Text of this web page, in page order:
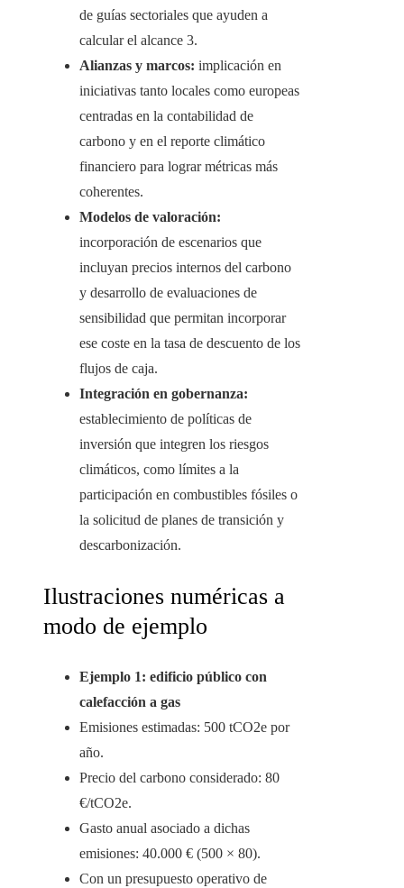
de guías sectoriales que ayuden a
calcular el alcance 3.
Alianzas y marcos: implicación en
iniciativas tanto locales como europeas
centradas en la contabilidad de
carbono y en el reporte climático
financiero para lograr métricas más
coherentes.
Modelos de valoración:
incorporación de escenarios que
incluyan precios internos del carbono
y desarrollo de evaluaciones de
sensibilidad que permitan incorporar
ese coste en la tasa de descuento de los
flujos de caja.
Integración en gobernanza:
establecimiento de políticas de
inversión que integren los riesgos
climáticos, como límites a la
participación en combustibles fósiles o
la solicitud de planes de transición y
descarbonización.
Ilustraciones numéricas a
modo de ejemplo
Ejemplo 1: edificio público con
calefacción a gas
Emisiones estimadas: 500 tCO2e por
año.
Precio del carbono considerado: 80
€/tCO2e.
Gasto anual asociado a dichas
emisiones: 40.000 € (500 × 80).
Con un presupuesto operativo de